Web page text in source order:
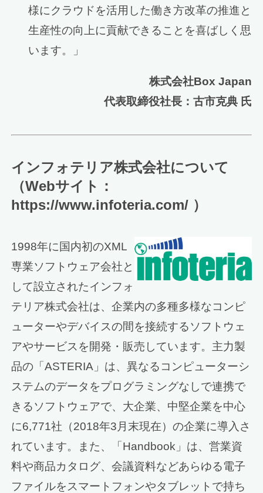
様にクラウドを活用した働き方改革の推進と
生産性の向上に貢献できることを喜ばしく思
います。」
株式会社Box Japan
代表取締役社長：古市克典 氏
インフォテリア株式会社について
（Webサイト：
https://www.infoteria.com/ ）
1998年に国内初のXML
専業ソフトウェア会社と
して設立されたインフォ
テリア株式会社は、企業内の多種多様なコンピ
ューターやデバイスの間を接続するソフトウェ
アやサービスを開発・販売しています。主力製
品の「ASTERIA」は、異なるコンピューターシ
ステムのデータをプログラミングなしで連携で
きるソフトウェアで、大企業、中堅企業を中心
に6,771社（2018年3月末現在）の企業に導入さ
れています。また、「Handbook」は、営業資
料や商品カタログ、会議資料などあらゆる電子
ファイルをスマートフォンやタブレットで持ち